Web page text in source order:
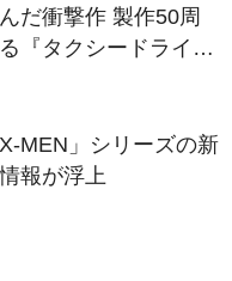
だ衝撃作 製作50周
『タクシードライバ
MEN」シリーズの新
報が浮上